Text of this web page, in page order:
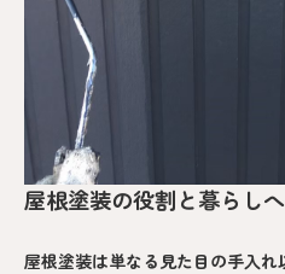
屋根塗装の役割と暮らし
屋根塗装は単なる見た目の手入